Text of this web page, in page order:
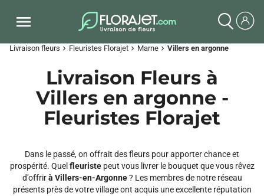
Livraison fleurs chevron_right Fleuristes Florajet chevron_right Marne chevron_right Villers en argonne
Livraison Fleurs à
Villers en argonne -
Fleuristes Florajet
Dans le passé, on offrait des fleurs pour apporter chance et
prospérité. Quel fleuristepeut vous livrer le bouquet que vous rêvez
d’offrirà Villers-en-Argonne? Les membres de notre réseau
présents près de votre village ont acquis une excellente réputation